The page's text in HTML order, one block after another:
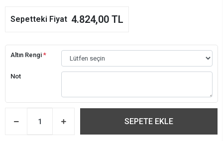
Sepetteki Fiyat 4.824,00 TL
Altın Rengi *
Not
SEPETE EKLE